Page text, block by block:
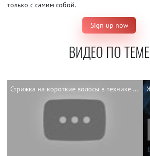
только с самим собой.
Sign up now
ВИДЕО ПО ТЕМЕ
Стрижка на короткие волосы в технике DEMETRIUS